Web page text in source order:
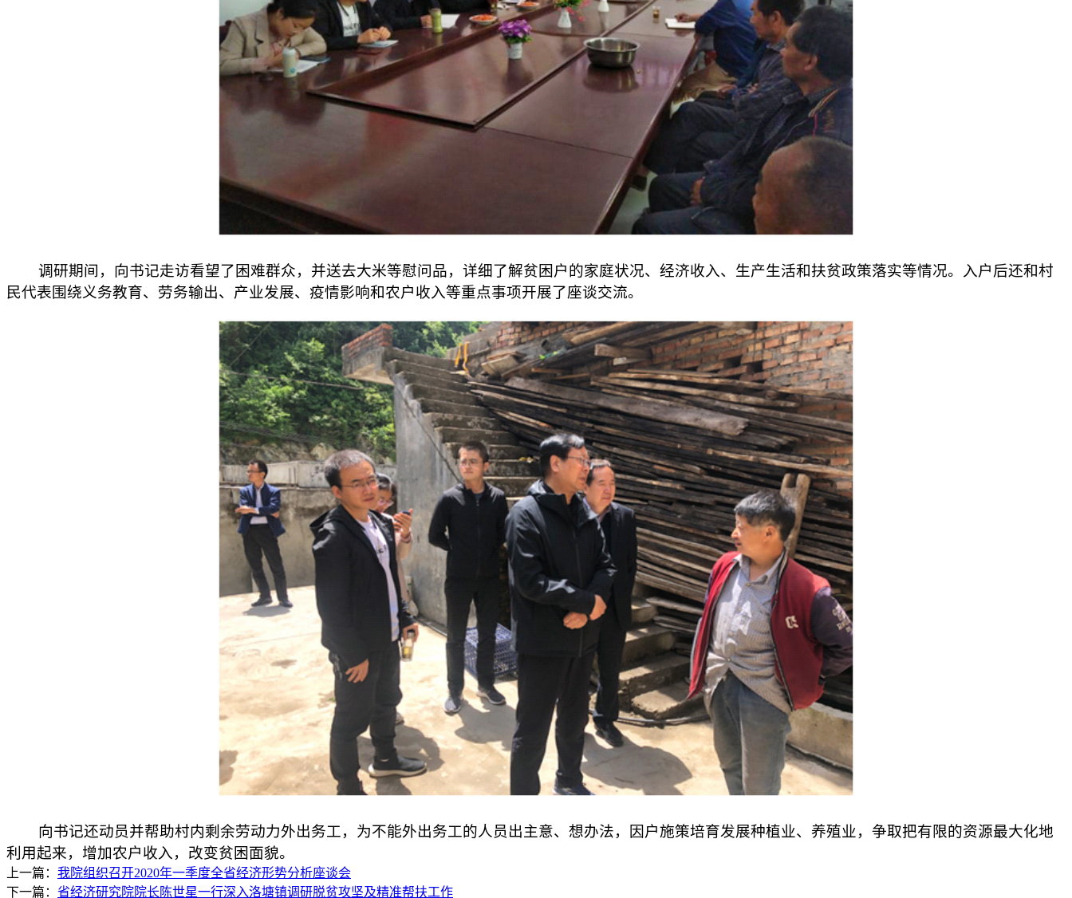
调研期间，向书记走访看望了困难群众，并送去大米等慰问品，详细了解贫困户的家庭状况、经济收入、生产生活和扶贫政策落实等情况。入户后还和村
民代表围绕义务教育、劳务输出、产业发展、疫情影响和农户收入等重点事项开展了座谈交流。
向书记还动员并帮助村内剩余劳动力外出务工，为不能外出务工的人员出主意、想办法，因户施策培育发展种植业、养殖业，争取把有限的资源最大化地
利用起来，增加农户收入，改变贫困面貌。
上一篇： 我院组织召开2020年一季度全省经济形势分析座谈会
下一篇： 省经济研究院院长陈世星一行深入洛塘镇调研脱贫攻坚及精准帮扶工作